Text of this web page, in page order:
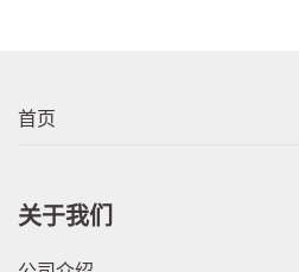
首页
关于我们